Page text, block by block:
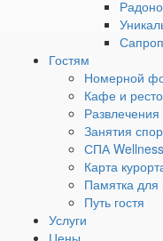
Гостям
Номерной
Кафе и
Развлечения
Занятия
СПА Wellness
Карта
Памятка для
Путь гостя
Услуги
Цены
бронировании и мы по
Другие
Стандарт
Однокомнатный
Вместимость: 1 гость
Номер расположен в
Балкон
Подробнее о номере
Стандарт